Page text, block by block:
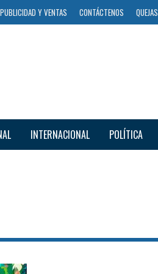
PUBLICIDAD Y VENTAS CONTÁCTENOS QUEJAS
INTERNACIONAL POLÍTICA